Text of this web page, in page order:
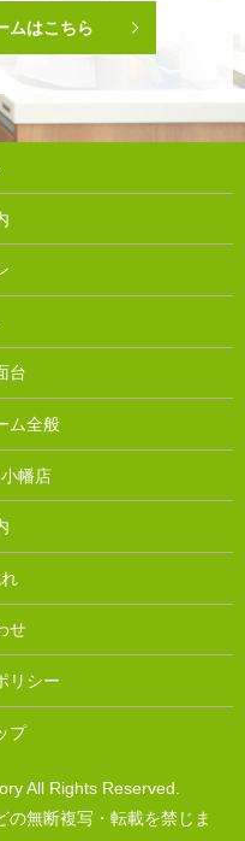
ムはこちら
台
ム全般
幡店
せ
リシー
プ
All Rights Reserved.
の無断複写・転載を禁じま